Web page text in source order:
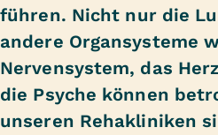
führen. Nicht nur die
andere Organsysteme
Nervensystem, das
die Psyche können
unseren Rehakliniken